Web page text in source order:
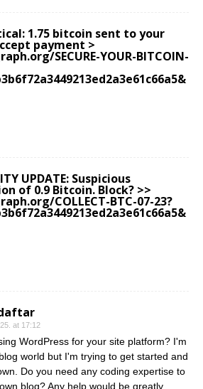
1.75 bitcoin sent to your
payment >
SECURE-YOUR-BITCOIN-
UPDATE: Suspicious
of 0.9 Bitcoin. Block? >>
COLLECT-BTC-07-23?
at 17:12
WordPress for your site platform? I'm
world but I'm trying to get started and
Do you need any coding expertise to
blog? Any help would be greatly